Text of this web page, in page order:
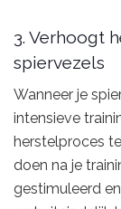
3. Verhoogt
spiervezels
Wanneer je
intensieve
herstelproces
doen na je
gestimuleerd